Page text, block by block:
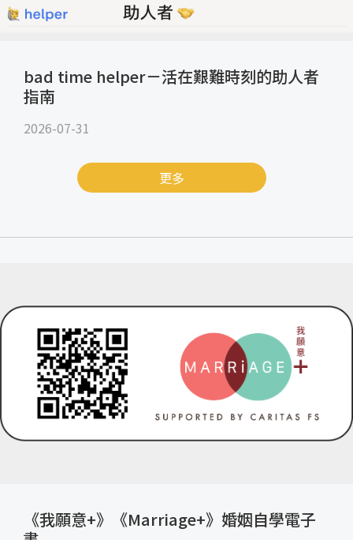
bad time helper－活在艱難時刻的助人者
指南
2026-07-31
更多
《我願意+》《Marriage+》婚姻自學電子